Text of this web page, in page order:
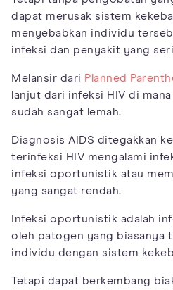
dapat merusak sistem
menyebabkan individu
infeksi dan penyakit yang
Melansir dari Planned
lanjut dari infeksi HIV di
sudah sangat lemah.
Diagnosis AIDS ditegakkan
terinfeksi HIV mengalami
infeksi oportunistik atau
yang sangat rendah.
Infeksi oportunistik adalah
oleh patogen yang biasanya
individu dengan sistem
Tetapi dapat berkembang